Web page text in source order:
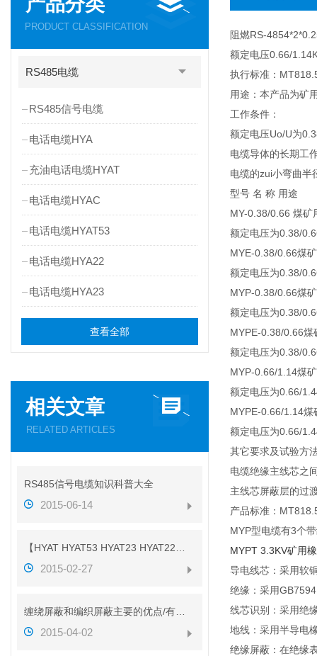
PRODUCT CLASSIFICATION
RS485电缆
RS485信号电缆
电话电缆HYA
充油电话电缆HYAT
电话电缆HYAC
电话电缆HYAT53
电话电缆HYA22
电话电缆HYA23
查看全部
相关文章
RELATED ARTICLES
RS485信号电缆知识科普大全
2015-06-14
2015-02-27
2015-04-02
阻燃RS-
额定电压0.66/
执行标准：
用途：本产品为矿
工作条件：
额定电压Uo/U为
电缆导体的长期工
电缆的zui小弯曲半
型号 名 称 用途
MY-0.38/0.66 煤矿
额定电压为0.38/
MYE-0.38/0.66煤
额定电压为0.38/
MYP-0.38/0.66煤
额定电压为0.38/
MYPE-0.38/0.66煤
额定电压为0.38/
MYP-0.66/1.14煤
额定电压为0.66/
MYPE-0.66/1.14煤
额定电压为0.66/
其它要求及试验方
电缆绝缘主线芯之
主线芯屏蔽层的过
产品标准：
MYP型电缆有3个
MYPT 3.3KV矿用
导电线芯：采用软
绝缘：采用
线芯识别：采用绝
地线：采用半导电
绝缘屏蔽：在绝缘